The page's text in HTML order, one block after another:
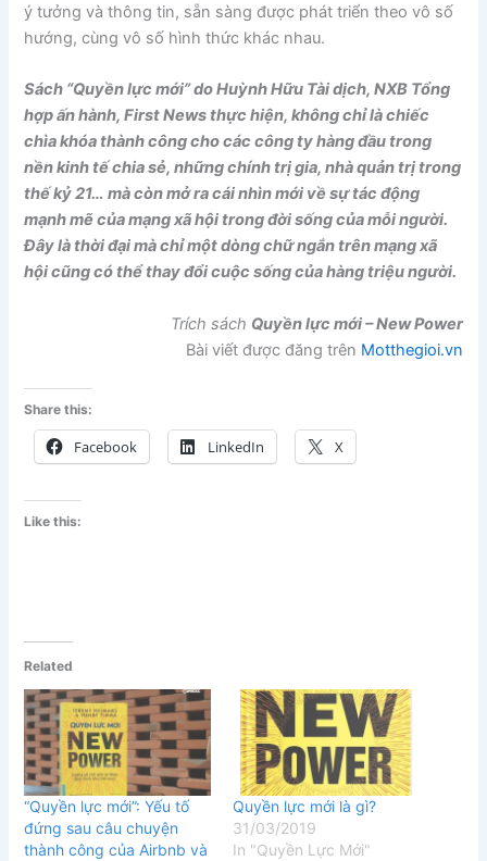
ý tưởng và thông tin, sẵn sàng được phát triển theo vô số
hướng, cùng vô số hình thức khác nhau.
Sách “Quyền lực mới” do Huỳnh Hữu Tài dịch, NXB Tổng
hợp ấn hành, First News thực hiện, không chỉ là chiếc
chìa khóa thành công cho các công ty hàng đầu trong
nền kinh tế chia sẻ, những chính trị gia, nhà quản trị trong
thế kỷ 21… mà còn mở ra cái nhìn mới về sự tác động
mạnh mẽ của mạng xã hội trong đời sống của mỗi người.
Đây là thời đại mà chỉ một dòng chữ ngắn trên mạng xã
hội cũng có thể thay đổi cuộc sống của hàng triệu người.
Trích sách Quyền lực mới – New Power
Bài viết được đăng trên Motthegioi.vn
Share this:
Facebook LinkedIn X
Like this:
Related
“Quyền lực mới”: Yếu tố
đứng sau câu chuyện
thành công của Airbnb và
Quyền lực mới là gì?
31/03/2019
In "Quyền Lực Mới"